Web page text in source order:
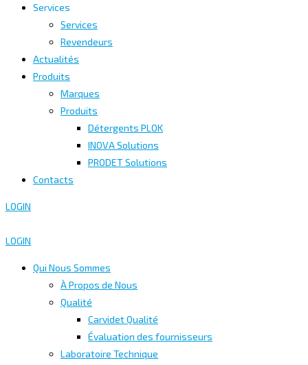
Services
Services
Revendeurs
Actualités
Produits
Marques
Produits
Détergents PLOK
INOVA Solutions
PRODET Solutions
Contacts
LOGIN
LOGIN
Qui Nous Sommes
À Propos de Nous
Qualité
Carvidet Qualité
Évaluation des fournisseurs
Laboratoire Technique